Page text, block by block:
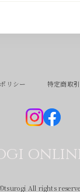
リシー 特定商取
©︎tsurogi All rights